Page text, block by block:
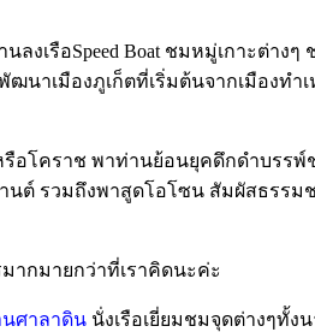
นลงเรือSpeed Boat ชมหมู่เกาะต่า
นาเมืองภูเก็ตที่เริ่มต้นจากเมืองท
รือโคราช พาท่านย้อนยุคดึกดำบรรพ์
ต์ รวมถึงพาสูดโอโซน สัมผัสธรร
ากมายกว่าที่เราคิดนะค่ะ
ศาลาดิน นั่งเรือเยี่ยมชมจุดต่างๆทั้